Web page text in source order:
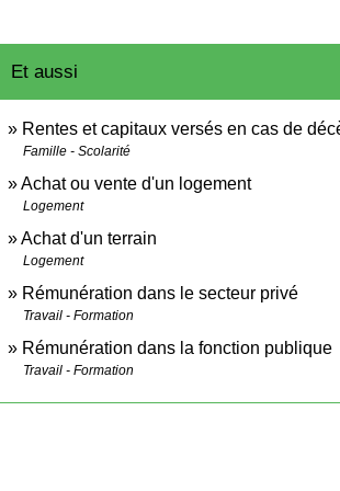
Et aussi
Rentes et capitaux versés en cas de
Famille - Scolarité
Achat ou vente d'un logement
Logement
Achat d'un terrain
Logement
Rémunération dans le secteur privé
Travail - Formation
Rémunération dans la fonction publique
Travail - Formation